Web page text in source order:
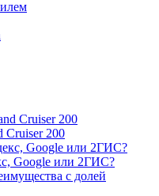
Cruiser 200
Google или 2ГИС?